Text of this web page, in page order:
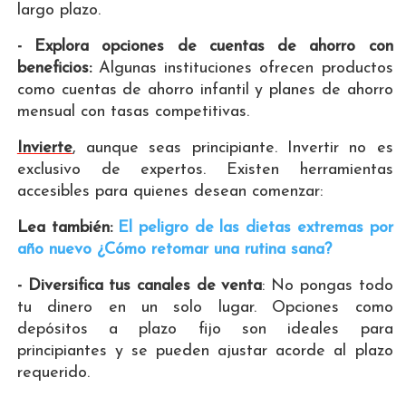
largo plazo.
- Explora opciones de cuentas de ahorro con
beneficios:Algunas instituciones ofrecen productos
como cuentas de ahorro infantil y planes de ahorro
mensual con tasas competitivas​​.
Invierte, aunque seas principiante. Invertir no es
exclusivo de expertos. Existen herramientas
accesibles para quienes desean comenzar:
Lea también: El peligro de las dietas extremas por
año nuevo ¿Cómo retomar una rutina sana?
- Diversifica tus canales de venta: No pongas todo
tu dinero en un solo lugar. Opciones como
depósitos a plazo fijo son ideales para
principiantes y se pueden ajustar acorde al plazo
requerido.